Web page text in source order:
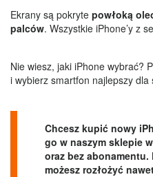
Ekrany są pokryte powłoką
palców. Wszystkie iPhone’y z
Nie wiesz, jaki iPhone wybrać?
i wybierz smartfon najlepszy dla
Chcesz kupić nowy
go w naszym sklepie
oraz bez abonamentu.
możesz rozłożyć